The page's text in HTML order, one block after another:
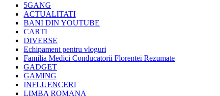
5GANG
ACTUALITATI
BANI DIN YOUTUBE
CARTI
DIVERSE
Echipament pentru vloguri
Familia Medici Conducatorii Florentei Rezumate
GADGET
GAMING
INFLUENCERI
LIMBA ROMANA